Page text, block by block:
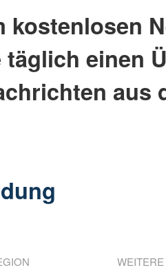
kostenlosen
täglich einen
aus